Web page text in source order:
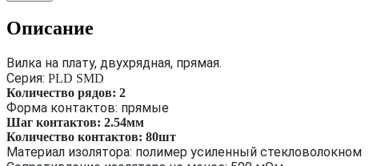
Описание
Вилка на плату, двухрядная, прямая.
Серия: PLD SMD
Количество рядов: 2
Форма контактов: прямые
Шаг контактов: 2.54мм
Количество контактов: 80шт
Материал изолятора: полимер усиленный стекловолокном